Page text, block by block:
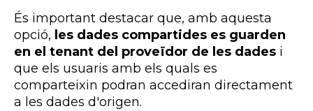
És important destacar que, amb aquesta
opció, les dades compartides es guarden
en el tenant del proveïdor de les dades i
que els usuaris amb els quals es
comparteixin podran accediran directament
a les dades d'origen.